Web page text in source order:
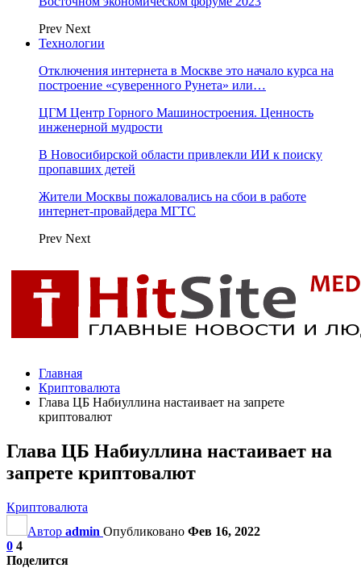
Prev Next
Технологии
Отключения интернета в Москве это начало курса на
построение «суверенного Рунета» или…
ЦГМ Центр Горного Машиностроения. Ценность
инженерной мудрости
В Новосибирской области привлекли ИИ к поиску
пропавших детей
Жители Москвы пожаловались на сбои в работе
интернет-провайдера МГТС
Prev Next
Главная
Криптовалюта
Глава ЦБ Набиуллина настаивает на запрете
криптовалют
Глава ЦБ Набиуллина настаивает на
запрете криптовалют
Криптовалюта
Автор admin Опубликовано Фев 16, 2022
0 4
Поделится